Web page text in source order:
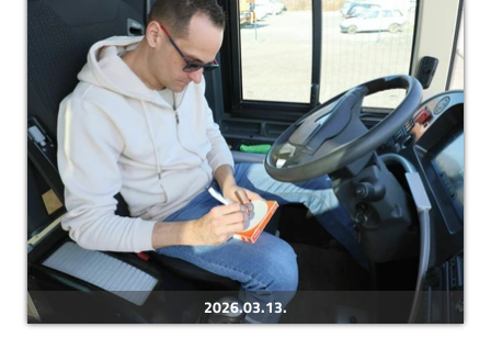
2026.03.13.